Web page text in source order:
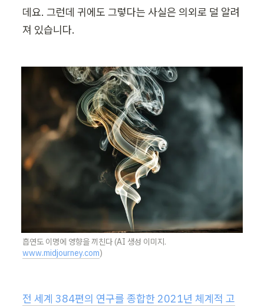
데요. 그런데 귀에도 그렇다는 사실은 의외로 덜 알려
져 있습니다.
www.midjourney.com)
전 세계 384편의 연구를 종합한 2021년 체계적 고